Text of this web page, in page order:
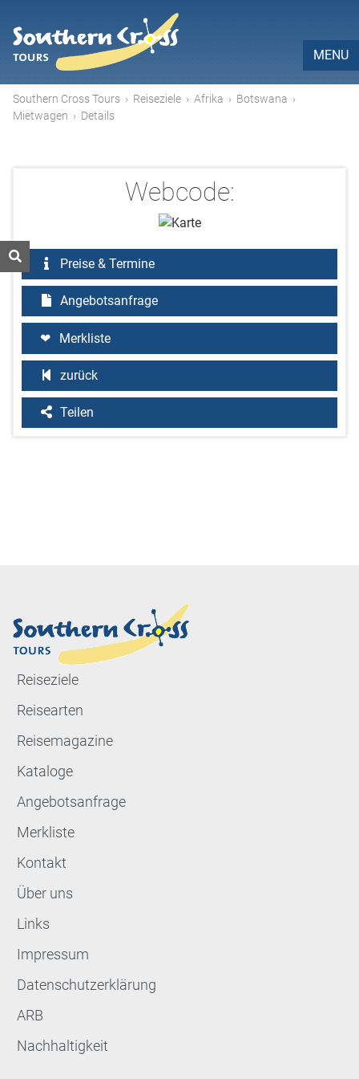
MENU
Southern Cross Tours › Reiseziele › Afrika › Botswana ›
Mietwagen › Details
Webcode:
Preise & Termine
Angebotsanfrage
Merkliste
zurück
Teilen
Reiseziele
Reisearten
Reisemagazine
Kataloge
Angebotsanfrage
Merkliste
Kontakt
Über uns
Links
Impressum
Datenschutzerklärung
ARB
Nachhaltigkeit